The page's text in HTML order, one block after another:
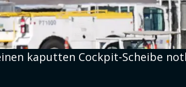
kaputten Cockpit-Scheibe